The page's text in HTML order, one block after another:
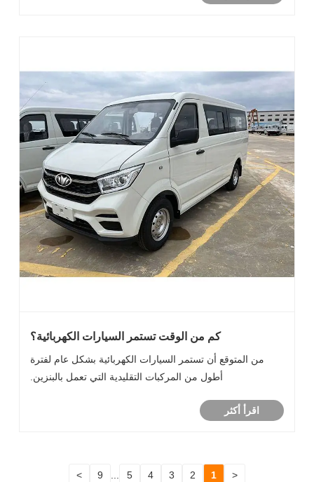
كم من الوقت تستمر السيارات الكهربائية؟
من المتوقع أن تستمر السيارات الكهربائية بشكل عام لفترة
أطول من المركبات التقليدية التي تعمل بالبنزين.
اقرأ أكثر
<
1
2
3
4
5
9
>